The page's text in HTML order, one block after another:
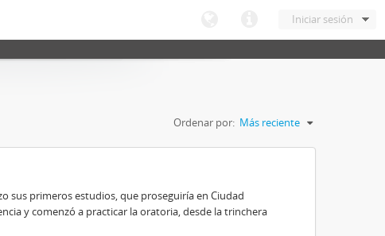
Iniciar sesión
Ordenar por: Más reciente
sus primeros estudios, que proseguiría en Ciudad
y comenzó a practicar la oratoria, desde la trinchera